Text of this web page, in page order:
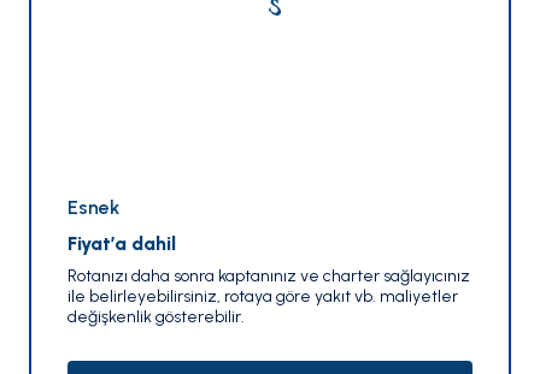
Esnek
Fiyat’a dahil
Rotanızı daha sonra kaptanınız ve charter sağlayıcınız
ile belirleyebilirsiniz, rotaya göre yakıt vb. maliyetler
değişkenlik gösterebilir.